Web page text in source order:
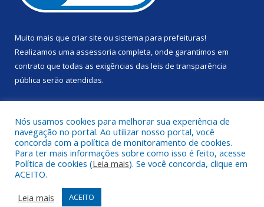
Muito mais que criar site ou sistema para prefeituras!
Realizamos uma assessoria completa, onde garantimos em
contrato que todas as exigências das leis de transparência
pública serão atendidas.
Todos os direitos reservados a Prefeitura Municipal de Anapu.
Mapa do Site
Acessar Área Administrativa
Nós usamos cookies para melhorar sua experiência de
navegação no portal. Ao utilizar nosso portal, você
concorda com a política de monitoramento de cookies.
Para ter mais informações sobre como isso é feito, acesse
Política de cookies (Leia mais). Se você concorda, clique em
ACEITO.
Leia mais
ACEITO